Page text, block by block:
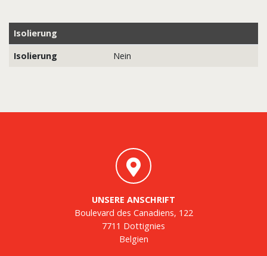
Isolierung
Isolierung
Nein
UNSERE ANSCHRIFT
Boulevard des Canadiens, 122
7711 Dottignies
Belgien